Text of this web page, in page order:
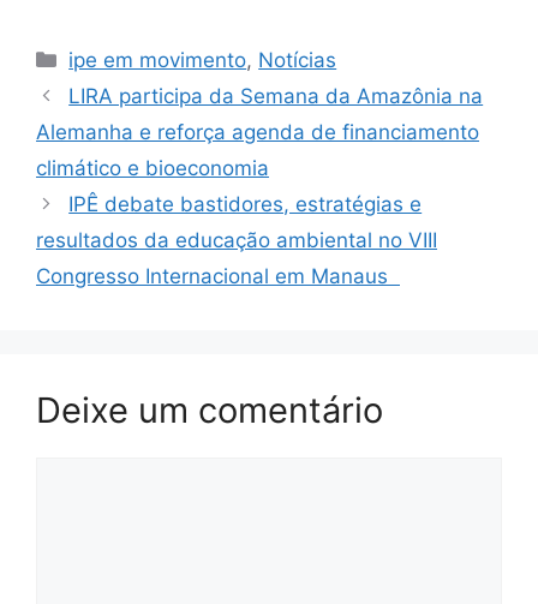
ipe em movimento, Notícias
LIRA participa da Semana da Amazônia na
Alemanha e reforça agenda de financiamento
climático e bioeconomia
IPÊ debate bastidores, estratégias e
resultados da educação ambiental no VIII
Congresso Internacional em Manaus
Deixe um comentário